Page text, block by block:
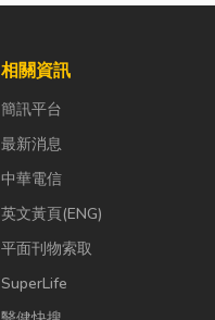
相關資訊
簡訊平台
最新消息
中華電信
英文黃頁(ENG)
平面刊物索取
SuperLife